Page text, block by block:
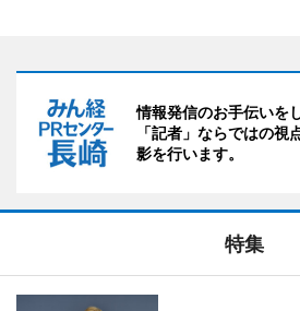
情報発信のお手伝いを
「記者」ならではの視
影を行います。
特集